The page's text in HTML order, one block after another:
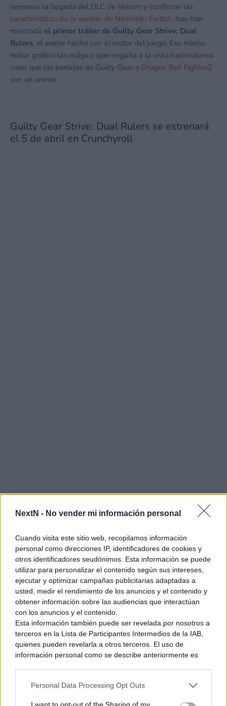
NextN - No vender mi información personal
Cuando visita este sitio web, recopilamos información
personal como direcciones IP, identificadores de cookies y
otros identificadores seudónimos. Esta información se puede
utilizar para personalizar el contenido según sus intereses,
ejecutar y optimizar campañas publicitarias adaptadas a
usted, medir el rendimiento de los anuncios y el contenido y
obtener información sobre las audiencias que interactúan
con los anuncios y el contenido.
Esta información también puede ser revelada por nosotros a
terceros en la Lista de Participantes Intermedios de la IAB,
quienes pueden revelarla a otros terceros. El uso de
información personal como se describe anteriormente es
generamos contenido relevante para nuestra audiencia.
Personal Data Processing Opt Outs
I want to opt-out of the Sharing of my
semanas la llegada del DLC de Venom y confirmar las
características de la versión de Nintendo Switch, hoy han
mostrado el primer tráiler de Guilty Gear Strive: Dual
Rulers, el anime hecho con el motor del juego. Ese mismo
motor gráfico tan mágico que engaña a la vista haciéndonos
creer que las partidas de Guilty Gear o Dragon Ball FighterZ
son un anime.
Guilty Gear Strive: Dual Rulers se estrenará
el 5 de abril en Crunchyroll
Cuando se presentó el último pase de temporada de Strive,
sorprendió ver u a Unika, un personaje nuevo
completamente original, entre el retorno de Dizzy, Venom y
Lucy de Cyberpunk Edgerunners. Gracias a este tráiler ya
podemos confirmar que esta nueva chica tendrá un papel
principal en este anime, que servirá para introducirla a la
saga. Os dejamos la sinopsis oficial de Guilty Gear Strive:
Dual Rulers que se estrenará el 5 de abril en Crunchyroll:
Warhammer Age of Sigmar: Deathmaster
llegará a Switch 2